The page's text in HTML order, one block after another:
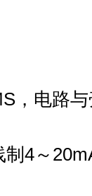
电路与
4～